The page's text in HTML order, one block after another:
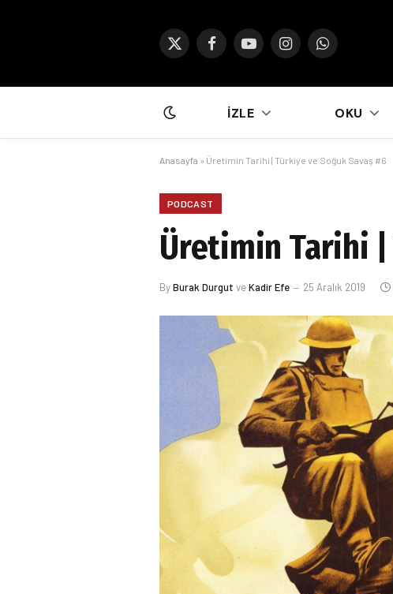
X
FacebookYouTubeInstagramWhatsApp
İZLE OKU
Anasayfa » Üretimin Tarihi | Türkiye ve Soğuk Savaş #6
PODCAST
Üretimin Tarihi |
ByBurak Durgut veKadir Efe 25 Aralık 2019